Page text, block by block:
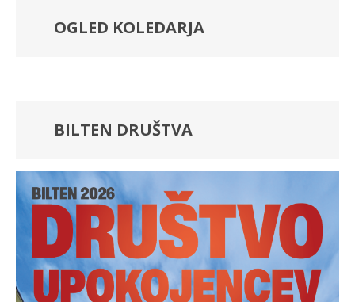
OGLED KOLEDARJA
BILTEN DRUŠTVA